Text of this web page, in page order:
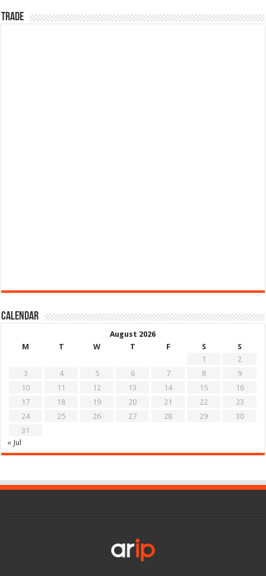
TRADE
Calendar
August 2026
M
T W T F S
S
1
2
3
4 5 6 7 8
9
10
11 12 13 14 15
16
17
18 19 20 21 22
23
24
25 26 27 28 29
30
31
« Jul